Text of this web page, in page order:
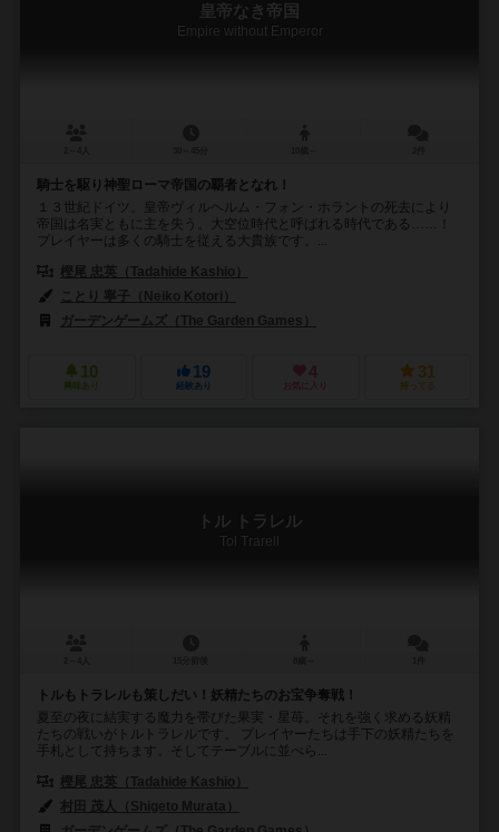
皇帝なき帝国
Empire without Emperor
騎士を駆り神聖ローマ帝国の覇者となれ！
１３世紀ドイツ。皇帝ヴィルヘルム・フォン・ホラントの死去により
帝国は名実ともに主を失う。大空位時代と呼ばれる時代である……！
プレイヤーは多くの騎士を従える大貴族です。...
樫尾 忠英（Tadahide Kashio）
ことり 寧子（Neiko Kotori）
ガーデンゲームズ（The Garden Games）
10
興味あり
19
経験あり
4
お気に入り
31
持ってる
トル トラレル
Tol Trarell
トルもトラレルも策しだい！妖精たちのお宝争奪戦！
夏至の夜に結実する魔力を帯びた果実・星苺。それを強く求める妖精
たちの戦いがトルトラレルです。 プレイヤーたちは手下の妖精たちを
手札として持ちます。そしてテーブルに並べら...
樫尾 忠英（Tadahide Kashio）
村田 茂人（Shigeto Murata）